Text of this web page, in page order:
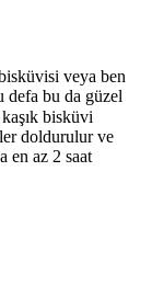
veya ben
defa bu da güzel
bisküvi
doldurulur ve
en az 2 saat